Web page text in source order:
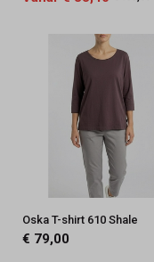
Oska T-shirt 610 Shale
€ 79,00